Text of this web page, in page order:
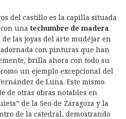
del castillo es la capilla situada
una techumbre de madera
de las joyas del arte mudéjar en
con pinturas que han
brilla ahora con todo su
un ejemplo excepcional del
de Luna. Este mismo
de otras obras notables en
de la Seo de Zaragoza y la
de la catedral, demostrando